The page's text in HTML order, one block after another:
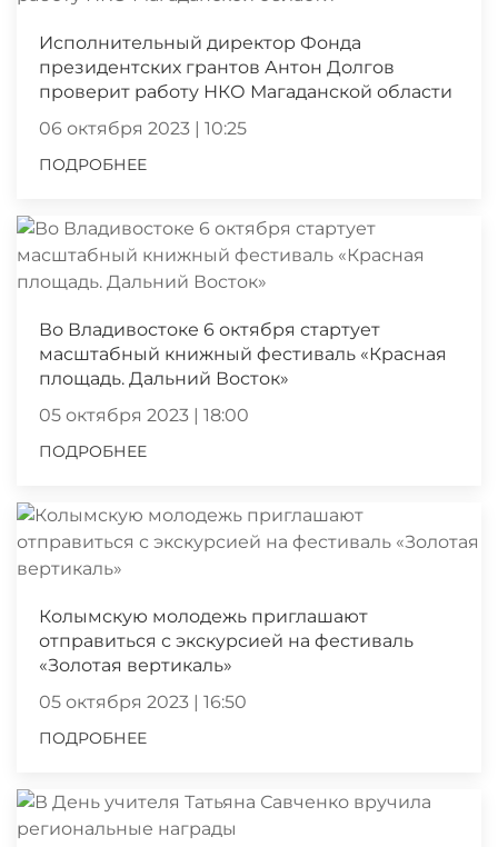
Исполнительный директор Фонда
президентских грантов Антон Долгов
проверит работу НКО Магаданской области
06 октября 2023 | 10:25
ПОДРОБНЕЕ
Во Владивостоке 6 октября стартует
масштабный книжный фестиваль «Красная
площадь. Дальний Восток»
05 октября 2023 | 18:00
ПОДРОБНЕЕ
Колымскую молодежь приглашают
отправиться с экскурсией на фестиваль
«Золотая вертикаль»
05 октября 2023 | 16:50
ПОДРОБНЕЕ